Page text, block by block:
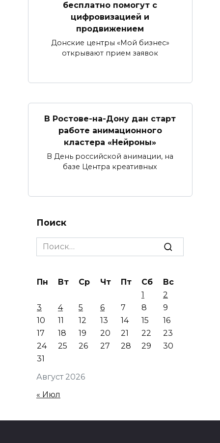
бесплатно помогут с
цифровизацией и
продвижением
Донские центры «Мой бизнес»
открывают прием заявок
В Ростове-на-Дону дан старт
работе анимационного
кластера «Нейроны»
В День российской анимации, на
базе Центра креативных
Поиск
Search
for:
Август 2026
Пн Вт Ср Чт Пт Сб
Вс
1
2
3
4 5 6 7 8
9
10
11 12 13 14 15
16
17
18 19 20 21 22
23
24
25 26 27 28 29
30
31
« Июл